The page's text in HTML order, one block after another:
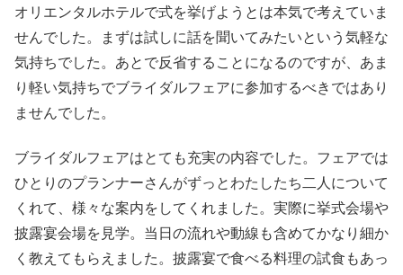
オリエンタルホテルで式を挙げようとは本気で考えていま
せんでした。まずは試しに話を聞いてみたいという気軽な
気持ちでした。あとで反省することになるのですが、あま
り軽い気持ちでブライダルフェアに参加するべきではあり
ませんでした。
ブライダルフェアはとても充実の内容でした。フェアでは
ひとりのプランナーさんがずっとわたしたち二人について
くれて、様々な案内をしてくれました。実際に挙式会場や
披露宴会場を見学。当日の流れや動線も含めてかなり細か
く教えてもらえました。披露宴で食べる料理の試食もあっ